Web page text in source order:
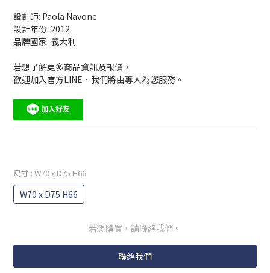
設計師: Paola Navone
設計年份: 2012
品牌國家: 義大利
若想了解更多商品資訊及報價，
歡迎加入官方LINE，我們將由專人為您服務。
尺寸 : W70 x D75 H66
W70 x D75 H66
若想購買，請聯絡我們。
聯絡我們